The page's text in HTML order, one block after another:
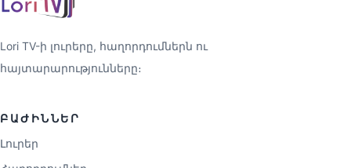
Lori TV-ի լուրերը, հաղորդումներն ու
հայտարարությունները։
ԲԱԺԻՆՆԵՐ
Լուրեր